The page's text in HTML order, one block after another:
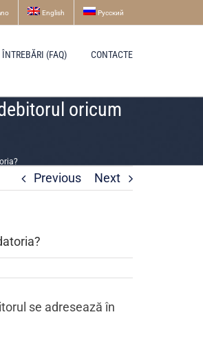
English Русский
ÎNTREBĂRI (FAQ) CONTACTE
oricum
Previous Next
se adresează în